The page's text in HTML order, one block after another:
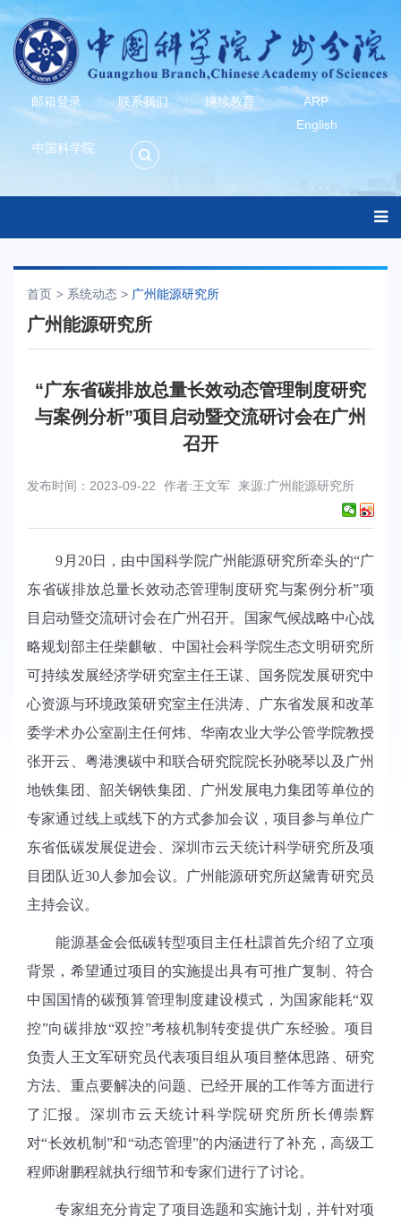
邮箱登录 联系我们 继续教育
ARP
English
中国科学院
首页 系统动态 > 广州能源研究所
广州能源研究所
“广东省碳排放总量长效动态管理制度研究
与案例分析”项目启动暨交流研讨会在广州
召开
发布时间：2023-09-22 作者:王文军 来源:广州能源研究所
9 月 20日，由中国科学院广州能源研究所牵头的“广
东省碳排放总量长效动态管理制度研究与案例分析”项
目启动暨交流研讨会在广州召开。
国家气候战略中心战
略规划部主任柴麒敏、中国社会科学院生态文明研究所
可持续发展经济学研究室主任王谋
国务院发展研究中
心资源与环境政策研究室主任洪涛、广东省发展和改革
委学术办公室副主任何炜、华南农业大学公管学院教授
张开云、粤港澳碳中和联合研究院院长孙晓琴以及广州
地铁集团、韶关钢铁集团、广州发展电力集团等单位的
专家通过线上或线下的方式参加会议，项目参与单位广
东省低碳发展促进会、深圳市云天统计科学研究所及项
目团队近30人参加会议。
广州能源研究所赵黛青研究员
主持会议。
能源基金会低碳转型项目主任杜譞首先介绍了立项
背景，希望通过项目的实施提出具有可推广复制、符合
中国国情的碳预算管理制度建设模式，为国家能耗“双
控”向碳排放“双控”考核机制转变提供广东经验。项目
负责人王文军研究员代表项目组从项目整体思路、研究
方法、重点要解决的问题、已经开展的工作等方面进行
了汇报。深圳市云天统计科学院研究所所长傅崇辉
对“长效机制”和“动态管理”的内涵进行了补充，高级工
程师谢鹏程就执行细节和专家们进行了讨论。
专家组充分肯定了项目选题和实施计划，并针对项